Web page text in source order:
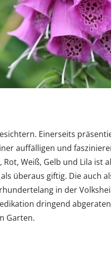
Einerseits
auffälligen und
Weiß, Gelb und Lila ist
überaus giftig. Die auch
in der
dringend
Garten.